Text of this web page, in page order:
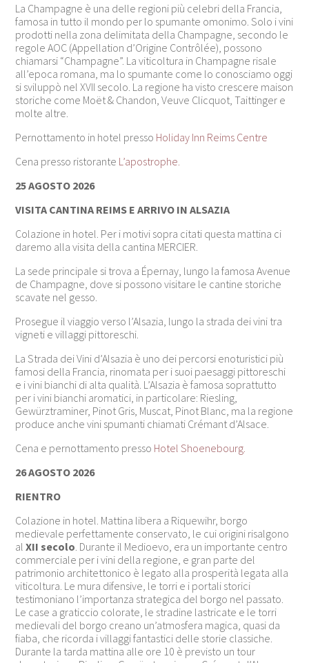
La Champagne è una delle regioni più celebri della Francia,
famosa in tutto il mondo per lo spumante omonimo. Solo i vini
prodotti nella zona delimitata della Champagne, secondo le
regole AOC (Appellation d’Origine Contrôlée), possono
chiamarsi “Champagne”. La viticoltura in Champagne risale
all’epoca romana, ma lo spumante come lo conosciamo oggi
si sviluppò nel XVII secolo. La regione ha visto crescere maison
storiche come Moët & Chandon, Veuve Clicquot, Taittinger e
molte altre.
Pernottamento in hotel presso Holiday Inn Reims Centre
Cena presso ristorante L’apostrophe.
25 AGOSTO 2026
VISITA CANTINA REIMS E ARRIVO IN ALSAZIA
Colazione in hotel. Per i motivi sopra citati questa mattina ci
daremo alla visita della cantina MERCIER.
La sede principale si trova a Épernay, lungo la famosa Avenue
de Champagne, dove si possono visitare le cantine storiche
scavate nel gesso.
Prosegue il viaggio verso l’Alsazia, lungo la strada dei vini tra
vigneti e villaggi pittoreschi.
LaStrada dei Vini d’Alsazia è uno dei percorsi enoturistici più
famosi della Francia, rinomata per i suoi paesaggi pittoreschi
e i vini bianchi di alta qualità. L’Alsazia è famosa soprattutto
per i vini bianchi aromatici, in particolare: Riesling,
Gewürztraminer, Pinot Gris, Muscat, Pinot Blanc, ma la regione
produce anche vini spumanti chiamati Crémant d’Alsace.
Cena e pernottamento presso Hotel Shoenebourg.
26 AGOSTO 2026
RIENTRO
Colazione in hotel. Mattina libera a Riquewihr, borgo
medievale perfettamente conservato, le cui origini risalgono
alXII secolo . Durante il Medioevo, era un importante centro
commerciale per i vini della regione, e gran parte del
patrimonio architettonico è legato alla prosperità legata alla
viticoltura. Le mura difensive, le torri e i portali storici
testimoniano l’importanza strategica del borgo nel passato.
Le case a graticcio colorate, le stradine lastricate e le torri
medievali del borgo creano un’atmosfera magica, quasi da
fiaba, che ricorda i villaggi fantastici delle storie classiche.
Durante la tarda mattina alle ore 10 è previsto un tour